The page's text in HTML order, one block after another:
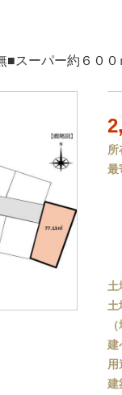
■スーパー約６００
所
最
土
土
建
用
建